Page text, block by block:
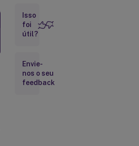
PowerShell para
dimensionar
automaticamente
Cenário
de
exemplo
Isso
foi
útil?
Envie-
nos o seu
feedback